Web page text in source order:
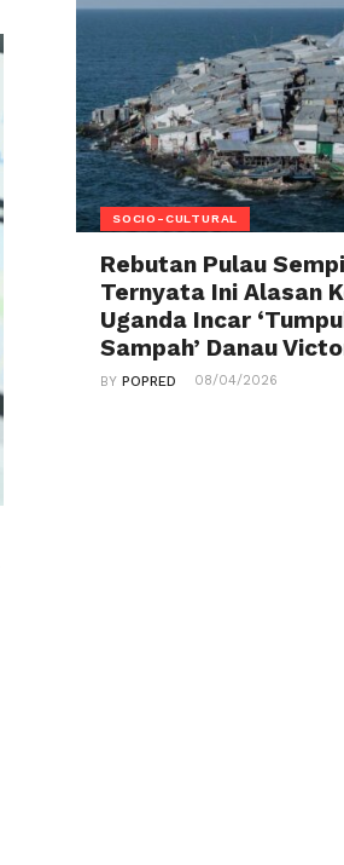
SOCIO-CULTURAL
Rebutan Pulau
Ternyata Ini Alasan
Uganda Incar
Sampah’ Danau
BYPOPRED 08/04/2026